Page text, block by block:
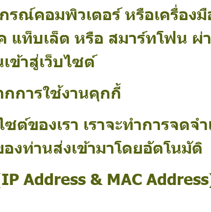
ณ์คอมพิวเตอร์ หรือเครื่องมื
แท็บเล็ต หรือ สมาร์ทโฟน ผ่
ข้าสู่เว็บไซต์
การใช้งานคุกกี้
ซต์ของเรา เราจะทำการจด
งท่านส่งเข้ามาโดยอัตโนมัติ
Address & MAC